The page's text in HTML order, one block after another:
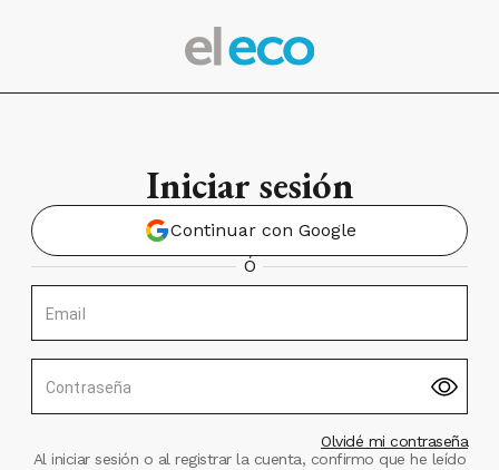
Iniciar sesión
Continuar con Google
Ó
Email
Contraseña
Olvidé mi contraseña
Al iniciar sesión o al registrar la cuenta, confirmo que he leído